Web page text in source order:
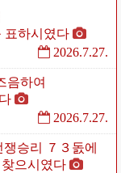
표하시였다
2026.7.27.
음하여
2026.7.27.
승리
７３돐에
찾으시였다